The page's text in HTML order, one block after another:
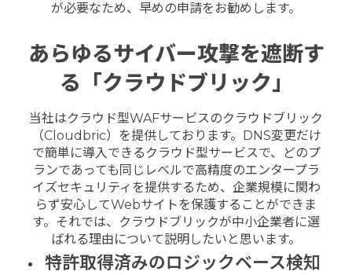
が必要なため、早めの申請をお勧めします。
あらゆるサイバー攻撃を遮断す
る「クラウドブリック」
当社はクラウド型WAFサービスのクラウドブリック
（Cloudbric）を提供しております。DNS変更だけ
で簡単に導入できるクラウド型サービスで、どのプ
ランであっても同じレベルで高精度のエンタープラ
イズセキュリティを提供するため、企業規模に関わ
らず安心してWebサイトを保護することができま
す。それでは、クラウドブリックが中小企業者に選
ばれる理由について説明したいと思います。
特許取得済みのロジックベース検知